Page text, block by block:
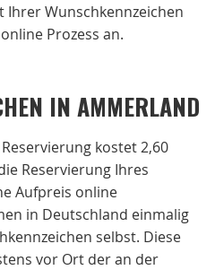
Ihrer Wunschkennzeichen
Prozess an.
IN AMMERLAND
kostet 2,60
Reservierung Ihres
Aufpreis online
in Deutschland einmalig
selbst. Diese
vor Ort der an der